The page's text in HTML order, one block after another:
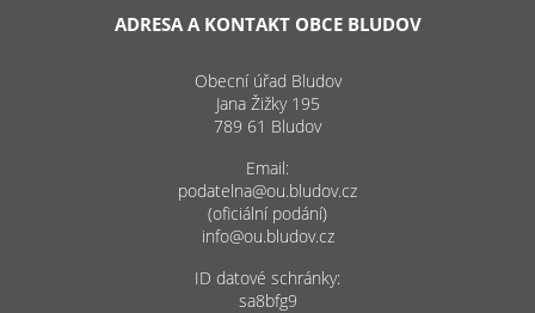
ADRESA A KONTAKT OBCE BLUDOV
Obecní úřad Bludov
Jana Žižky 195
789 61 Bludov
Email:
podatelna@ou.bludov.cz
(oficiální podání)
info@ou.bludov.cz
ID datové schránky:
sa8bfg9